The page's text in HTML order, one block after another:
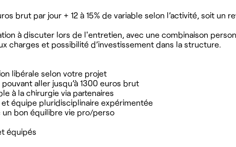
brut par jour + 12 à 15% de variable selon l’activité, soit un
à discuter lors de l'entretien, avec une combinaison
charges et possibilité d’investissement dans la structure.
libérale selon votre projet
aller jusqu’à 1300 euros brut
à la chirurgie via partenaires
équipe pluridisciplinaire expérimentée
bon équilibre vie pro/perso
équipés